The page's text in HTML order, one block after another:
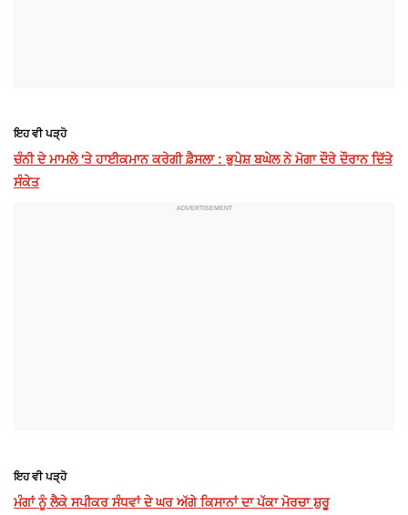
ਇਹ ਵੀ ਪੜ੍ਹੋ
ਚੰਨੀ ਦੇ ਮਾਮਲੇ 'ਤੇ ਹਾਈਕਮਾਨ ਕਰੇਗੀ ਫ਼ੈਸਲਾ : ਭੁਪੇਸ਼ ਬਘੇਲ ਨੇ ਮੋਗਾ ਦੌਰੇ ਦੌਰਾਨ ਦਿੱਤੇ
ਸੰਕੇਤ
ਇਹ ਵੀ ਪੜ੍ਹੋ
ਮੰਗਾਂ ਨੂੰ ਲੈਕੇ ਸਪੀਕਰ ਸੰਧਵਾਂ ਦੇ ਘਰ ਅੱਗੇ ਕਿਸਾਨਾਂ ਦਾ ਪੱਕਾ ਮੋਰਚਾ ਸ਼ੁਰੂ